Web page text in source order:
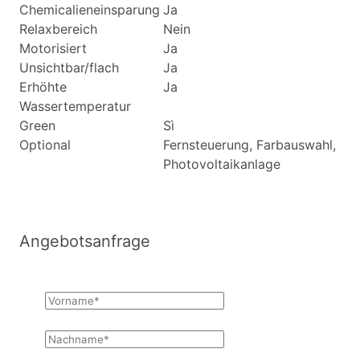
Chemicalieneinsparung Ja
Relaxbereich
Nein
Motorisiert
Ja
Unsichtbar/flach
Ja
Erhöhte
Wassertemperatur
Ja
Green
Sì
Optional
Fernsteuerung, Farbauswahl,
Photovoltaikanlage
Angebotsanfrage